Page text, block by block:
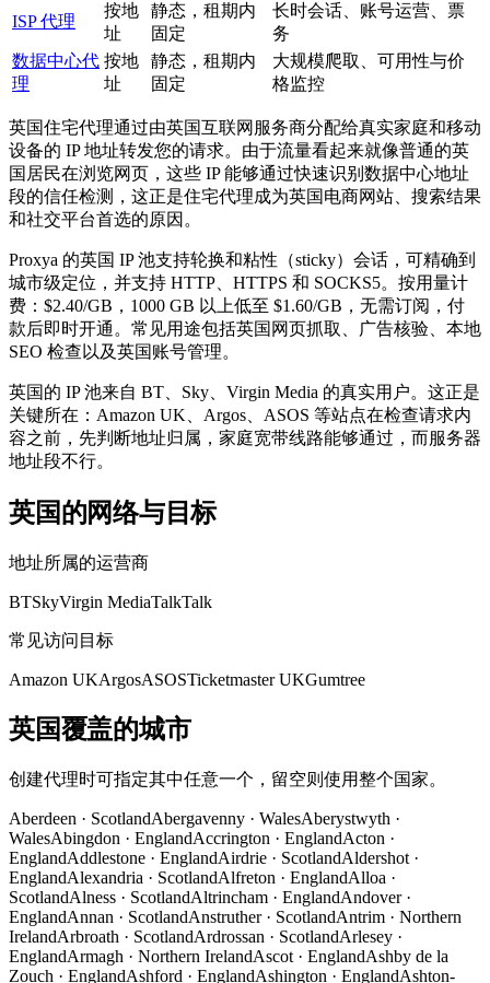
ISP 代理
按地
址
静态，租期内
固定
长时会话、账号运营、票
务
数据中心代
理
按地
址
静态，租期内
固定
大规模爬取、可用性与价
格监控
英国住宅代理通过由英国互联网服务商分配给真实家庭和移动
设备的 IP 地址转发您的请求。由于流量看起来就像普通的英
国居民在浏览网页，这些 IP 能够通过快速识别数据中心地址
段的信任检测，这正是住宅代理成为英国电商网站、搜索结果
和社交平台首选的原因。
Proxya 的英国 IP 池支持轮换和粘性（sticky）会话，可精确到
城市级定位，并支持 HTTP、HTTPS 和 SOCKS5。按用量计
费：$2.40/GB，1000 GB 以上低至 $1.60/GB，无需订阅，付
款后即时开通。常见用途包括英国网页抓取、广告核验、本地
SEO 检查以及英国账号管理。
英国的 IP 池来自 BT、Sky、Virgin Media 的真实用户。这正是
关键所在：Amazon UK、Argos、ASOS 等站点在检查请求内
容之前，先判断地址归属，家庭宽带线路能够通过，而服务器
地址段不行。
英国的网络与目标
地址所属的运营商
BTSkyVirgin MediaTalkTalk
常见访问目标
Amazon UKArgosASOSTicketmaster UKGumtree
英国覆盖的城市
创建代理时可指定其中任意一个，留空则使用整个国家。
Aberdeen · ScotlandAbergavenny · WalesAberystwyth ·
WalesAbingdon · EnglandAccrington · EnglandActon ·
EnglandAddlestone · EnglandAirdrie · ScotlandAldershot ·
EnglandAlexandria · ScotlandAlfreton · EnglandAlloa ·
ScotlandAlness · ScotlandAltrincham · EnglandAndover·
EnglandAnnan · ScotlandAnstruther· ScotlandAntrim · Northern
IrelandArbroath · ScotlandArdrossan · ScotlandArlesey ·
EnglandArmagh · Northern IrelandAscot · EnglandAshby de la
Zouch · EnglandAshford · EnglandAshington · EnglandAshton-